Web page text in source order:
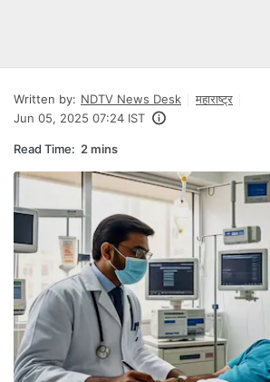
Written by: NDTV News Desk
महाराष्ट्र
Jun 05, 2025 07:24 IST
Read Time: 2 mins